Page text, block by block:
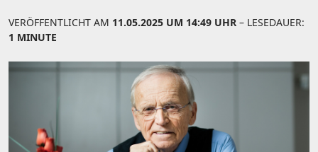
VERÖFFENTLICHT AM 11.05.2025 UM 14:49 UHR – LESEDAUER:
1 MINUTE